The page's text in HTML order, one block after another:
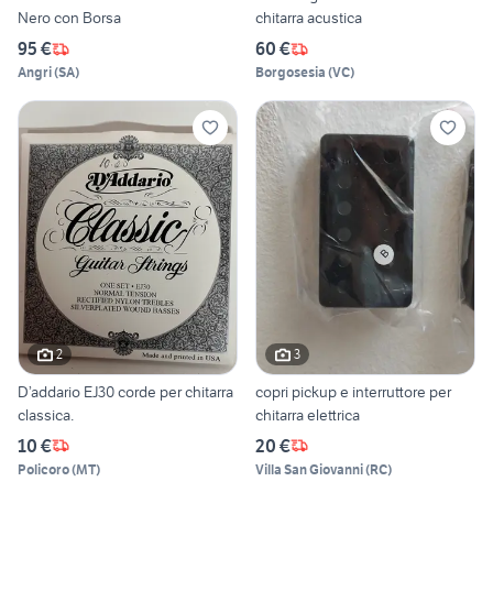
Nero con Borsa
95 €
Angri(SA)
chitarra acustica
60 €
Borgosesia (VC)
2
D’addario EJ30 corde per chitarra
classica.
10 €
Policoro(MT)
3
copri pickup e interruttore per
chitarra elettrica
20 €
Villa San Giovanni(RC)